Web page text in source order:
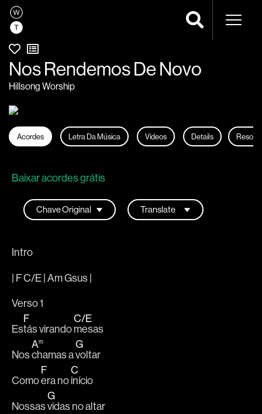
Nos Rendemos De Novo
Hillsong Worship
Acordes Letra Da Música Vídeos Details
Baixar acordes grátis
Intro
| F C/E | Am Gsus |
Verso 1
Es
F
tás virando
C/E
mesas
Nos
Am
chamas a
G
voltar
Como
F
era no
C
início
Nossas
G
vidas no altar